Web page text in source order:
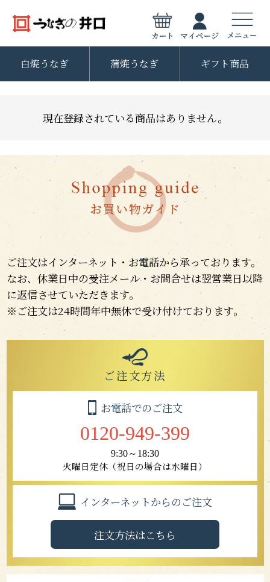
白焼うなぎ 蒲焼うなぎ ギフト商品
現在登録されている商品はありません。
ご注文はインターネット・お電話から承っております。
なお、休業日中の受注メール・お問合せは翌営業日以降
に返信させていただきます。
※ご注文は24時間年中無休で受け付けております。
ご注文方法
お電話でのご注文
0120-949-399
9:30～18:30
火曜日定休（祝日の場合は水曜日）
インターネットからのご注文
注文方法はこちら